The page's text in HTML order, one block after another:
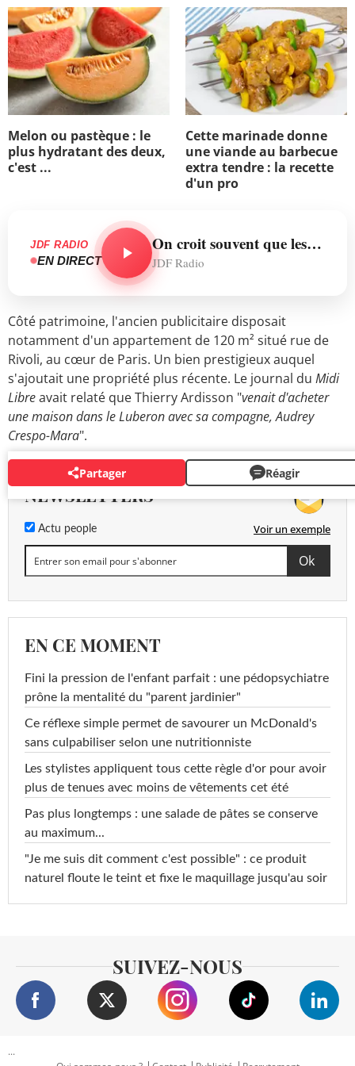
Melon ou pastèque : le
plus hydratant des deux,
c'est ...
Cette marinade donne
une viande au barbecue
extra tendre : la recette
d'un pro
JDF RADIO
EN DIRECT
On croit souvent que les boutiques solidaires ne sont que des dépôts de garde‑robes usagées.
JDF Radio
Côté patrimoine, l'ancien publicitaire disposait
notamment d'un appartement de 120 m² situé rue de
Rivoli, au cœur de Paris. Un bien prestigieux auquel
s'ajoutait une propriété plus récente. Le journal du Midi
Libreavait relaté que Thierry Ardisson "venait d'acheter
une maison dans le Luberon avec sa compagne, Audrey
Crespo-Mara".
Partager Réagir
NEWSLETTERS
Actu people Voir un exemple
EN CE MOMENT
Fini la pression de l'enfant parfait : une pédopsychiatre
prône la mentalité du "parent jardinier"
Ce réflexe simple permet de savourer un McDonald's
sans culpabiliser selon une nutritionniste
Les stylistes appliquent tous cette règle d'or pour avoir
plus de tenues avec moins de vêtements cet été
Pas plus longtemps : une salade de pâtes se conserve
au maximum...
"Je me suis dit comment c'est possible" : ce produit
naturel floute le teint et fixe le maquillage jusqu'au soir
SUIVEZ-NOUS
...